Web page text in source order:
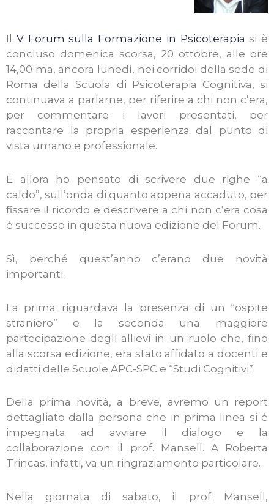
Il V Forum sulla Formazione in Psicoterapia si è
concluso domenica scorsa, 20 ottobre, alle ore
14,00 ma, ancora lunedì, nei corridoi della sede di
Roma della Scuola di Psicoterapia Cognitiva, si
continuava a parlarne, per riferire a chi non c’era,
per commentare i lavori presentati, per
raccontare la propria esperienza dal punto di
vista umano e professionale.
E allora ho pensato di scrivere due righe “a
caldo”, sull’onda di quanto appena accaduto, per
fissare il ricordo e descrivere a chi non c’era cosa
è successo in questa nuova edizione del Forum.
Sì, perché quest’anno c’erano due novità
importanti.
La prima riguardava la presenza di un “ospite
straniero” e la seconda una maggiore
partecipazione degli allievi in un ruolo che, fino
alla scorsa edizione, era stato affidato a docenti e
didatti delle Scuole APC-SPC e “Studi Cognitivi”.
Della prima novità, a breve, avremo un report
dettagliato dalla persona che in prima linea si è
impegnata ad avviare il dialogo e la
collaborazione con il prof. Mansell. A Roberta
Trincas, infatti, va un ringraziamento particolare.
Nella giornata di sabato, il prof. Mansell,